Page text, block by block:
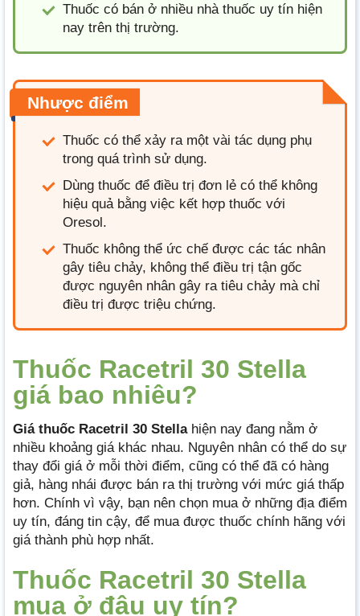
Thuốc có bán ở nhiều nhà thuốc uy tín hiện
nay trên thị trường.
Nhược điểm
Thuốc có thể xảy ra một vài tác dụng phụ
trong quá trình sử dụng.
Dùng thuốc để điều trị đơn lẻ có thể không
hiệu quả bằng việc kết hợp thuốc với
Oresol.
Thuốc không thể ức chế được các tác nhân
gây tiêu chảy, không thể điều trị tận gốc
được nguyên nhân gây ra tiêu chảy mà chỉ
điều trị được triệu chứng.
Thuốc Racetril 30 Stella
giá bao nhiêu?
Giá thuốc Racetril 30 Stella hiện nay đang nằm ở
nhiều khoảng giá khác nhau. Nguyên nhân có thể do sự
thay đổi giá ở mỗi thời điểm, cũng có thể đã có hàng
giả, hàng nhái được bán ra thị trường với mức giá thấp
hơn. Chính vì vậy, bạn nên chọn mua ở những địa điểm
uy tín, đáng tin cậy, để mua được thuốc chính hãng với
giá thành phù hợp nhất.
Thuốc Racetril 30 Stella
mua ở đâu uy tín?